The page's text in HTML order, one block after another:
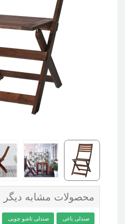
محصولات مشابه دیگر
صندلی باغی صندلی تاشو چوبی